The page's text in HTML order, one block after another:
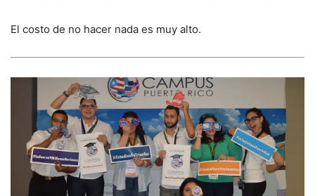
El costo de no hacer nada es muy alto.